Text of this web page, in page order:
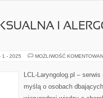
I
1 - 2025 MOŻLIWOŚĆ
LCL-Laryngolog.pl –
myślą o osobach